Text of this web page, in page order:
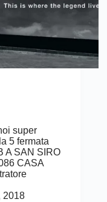
super
5 fermata
A SAN SIRO
CASA
2018